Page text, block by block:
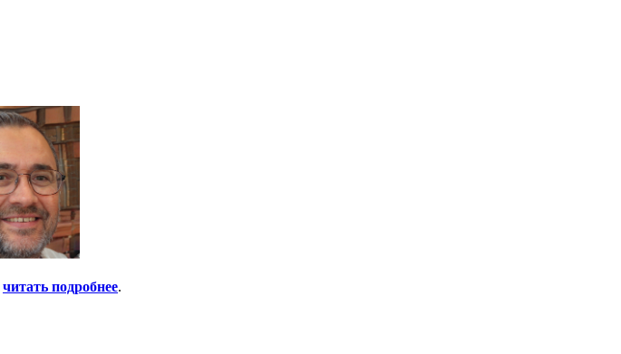
читать подробнее.